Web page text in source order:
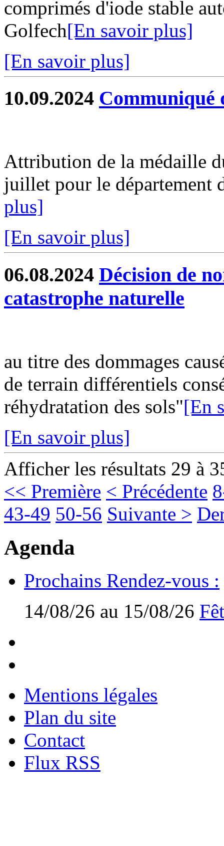
comprimés d'iode stable
Golfech[En savoir plus]
[En savoir plus]
10.09.2024 Communiqué
Attribution de la médaille
juillet pour le département
plus]
[En savoir plus]
06.08.2024 Décision de
catastrophe naturelle
au titre des dommages
de terrain différentiels
réhydratation des sols"[En
[En savoir plus]
Afficher les résultats 29 à
<< Première < Précédente
43-49 50-56 Suivante >
Agenda
Prochains Rendez-vous :
14/08/26 au 15/08/26
Mentions légales
Plan du site
Contact
Flux RSS